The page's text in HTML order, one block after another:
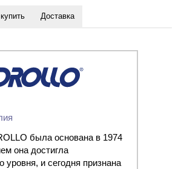
Доставка
была основана в 1974
она достигла
уровня, и сегодня признана